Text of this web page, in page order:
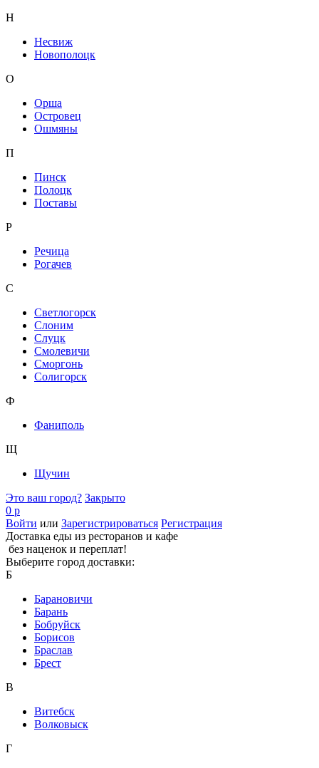
Н
Несвиж
Новополоцк
О
Орша
Островец
Ошмяны
П
Пинск
Полоцк
Поставы
Р
Речица
Рогачев
С
Светлогорск
Слоним
Слуцк
Смолевичи
Сморгонь
Солигорск
Ф
Фаниполь
Щ
Щучин
Это ваш город? Закрыто
0 р
Войти или Зарегистрироваться Регистрация
Доставка еды из ресторанов и кафе
без наценок и переплат!
Выберите город доставки:
Б
Барановичи
Барань
Бобруйск
Борисов
Браслав
Брест
В
Витебск
Волковыск
Г